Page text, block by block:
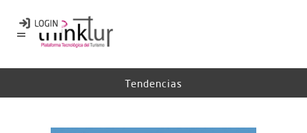
Tendencias